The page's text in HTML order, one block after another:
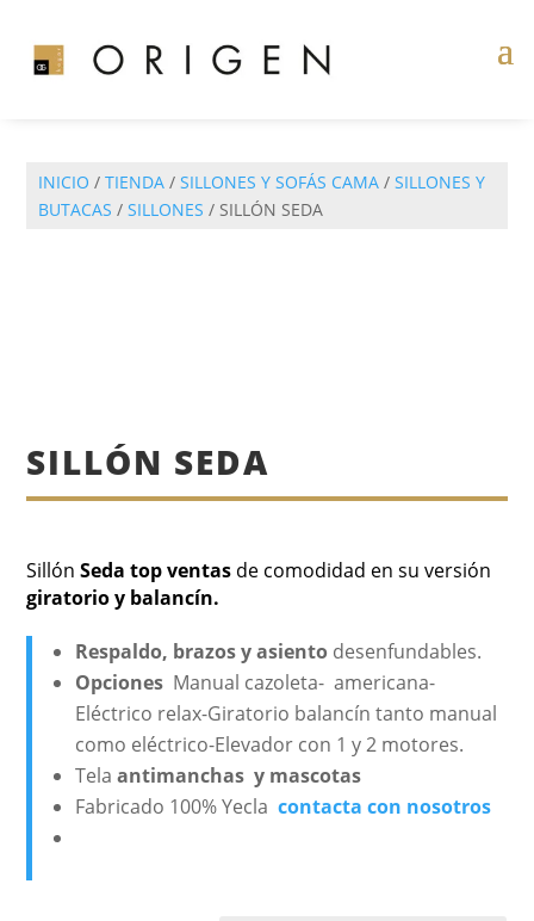
INICIO /TIENDA /SILLONES Y SOFÁS CAMA /SILLONES Y
BUTACAS /SILLONES / SILLÓN SEDA
SILLÓN SEDA
SillónSeda top ventas de comodidad en su versión
giratorio y balancín.
Respaldo, brazos y asiento desenfundables.
Opciones Manual cazoleta- americana-
Eléctrico relax-Giratorio balancín tanto manual
como eléctrico-Elevador con 1 y 2 motores.
Telaantimanchas y mascotas
Fabricado 100% Yecla contacta con nosotros